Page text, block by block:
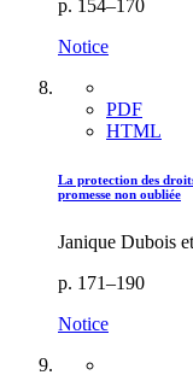
p. 154–170
Notice
PDF
HTML
La protection des
promesse non oubliée
Janique Dubois
p. 171–190
Notice